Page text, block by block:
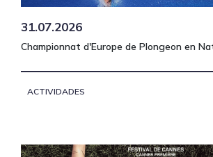
31.07.2026
Championnat d'Europe de Plongeon en
ACTIVIDADES